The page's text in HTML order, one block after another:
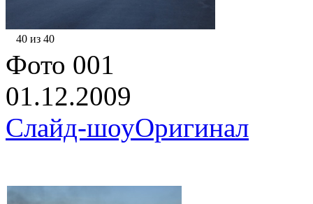
40 из 40
Фото 001
01.12.2009
Слайд-шоуОригинал